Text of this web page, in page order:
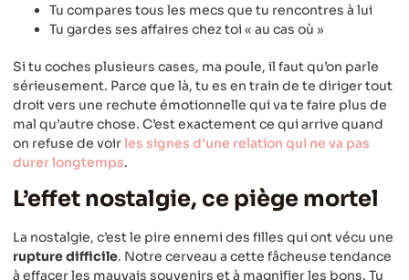
Tu compares tous les mecs que tu rencontres à lui
Tu gardes ses affaires chez toi « au cas où »
Si tu coches plusieurs cases, ma poule, il faut qu’on parle
sérieusement. Parce que là, tu es en train de te diriger tout
droit vers une rechute émotionnelle qui va te faire plus de
mal qu’autre chose. C’est exactement ce qui arrive quand
on refuse de voirles signes d’une relation qui ne va pas
durer longtemps.
L’effet nostalgie, ce piège mortel
La nostalgie, c’est le pire ennemi des filles qui ont vécu une
rupture difficile. Notre cerveau a cette fâcheuse tendance
à effacer les mauvais souvenirs et à magnifier les bons. Tu